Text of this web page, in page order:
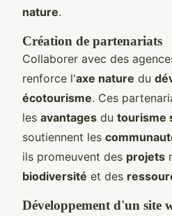
nature.
Création de partenariats
Collaborer avec des
renforce l'axe nature du
écotourisme. Ces
les avantages du tourisme
soutiennent les
ils promeuvent des projets
biodiversité et des
Développement d'un site